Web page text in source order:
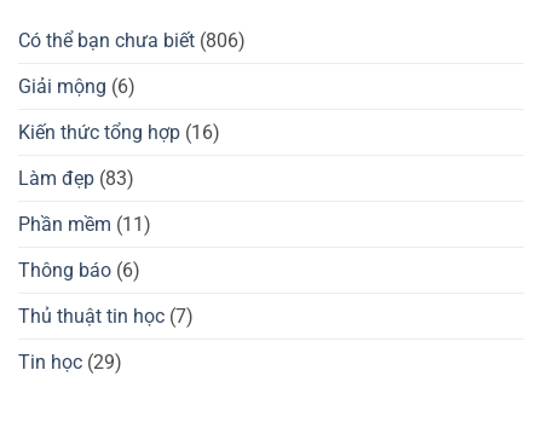
Đánh
KingKong
3
tốt
của
Đánh
gaming
OGM
Pro,
Có thể bạn chưa biết (806)
Giải mộng (6)
Kiến thức tổng hợp (16)
Làm đẹp (83)
Phần mềm (11)
Thông báo (6)
Thủ thuật tin học (7)
Tin học (29)